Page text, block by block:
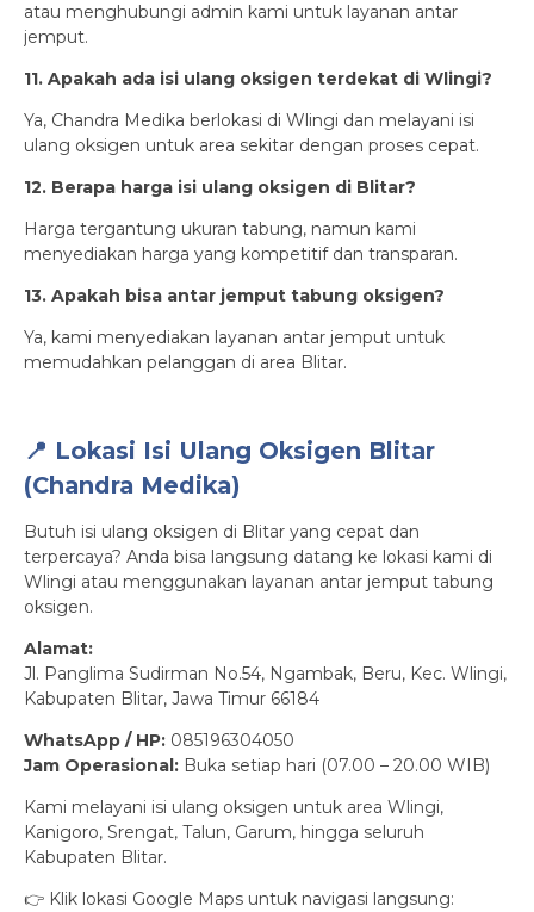
atau menghubungi admin kami untuk layanan antar
jemput.
11. Apakah ada isi ulang oksigen terdekat di Wlingi?
Ya, Chandra Medika berlokasi di Wlingi dan melayani isi
ulang oksigen untuk area sekitar dengan proses cepat.
12. Berapa harga isi ulang oksigen di Blitar?
Harga tergantung ukuran tabung, namun kami
menyediakan harga yang kompetitif dan transparan.
13. Apakah bisa antar jemput tabung oksigen?
Ya, kami menyediakan layanan antar jemput untuk
memudahkan pelanggan di area Blitar.
📍 Lokasi Isi Ulang Oksigen Blitar
(Chandra Medika)
Butuh isi ulang oksigen di Blitar yang cepat dan
terpercaya? Anda bisa langsung datang ke lokasi kami di
Wlingi atau menggunakan layanan antar jemput tabung
oksigen.
Alamat:
Jl. Panglima Sudirman No.54, Ngambak, Beru, Kec. Wlingi,
Kabupaten Blitar, Jawa Timur 66184
WhatsApp / HP: 085196304050
Jam Operasional: Buka setiap hari (07.00 – 20.00 WIB)
Kami melayani isi ulang oksigen untuk area Wlingi,
Kanigoro, Srengat, Talun, Garum, hingga seluruh
Kabupaten Blitar.
👉 Klik lokasi Google Maps untuk navigasi langsung: